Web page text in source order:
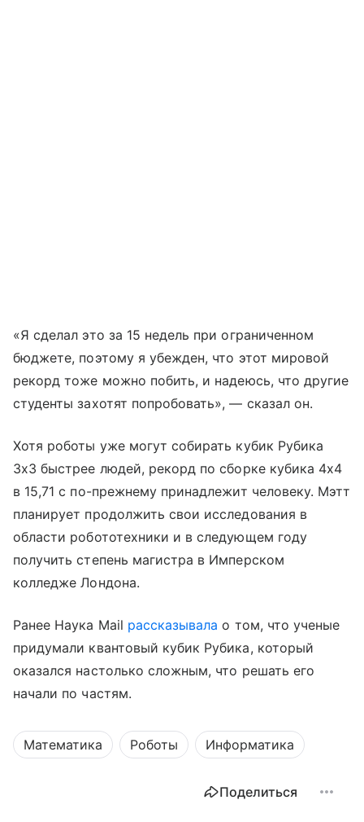
«Я сделал это за 15 недель при ограниченном
бюджете, поэтому я убежден, что этот мировой
рекорд тоже можно побить, и надеюсь, что другие
студенты захотят попробовать», — сказал он.
Хотя роботы уже могут собирать кубик Рубика
3x3 быстрее людей, рекорд по сборке кубика 4x4
в 15,71 с по-прежнему принадлежит человеку. Мэтт
планирует продолжить свои исследования в
области робототехники и в следующем году
получить степень магистра в Имперском
колледже Лондона.
Ранее Наука Mail рассказывала о том, что ученые
придумали квантовый кубик Рубика, который
оказался настолько сложным, что решать его
начали по частям.
Математика Роботы Информатика
Поделиться